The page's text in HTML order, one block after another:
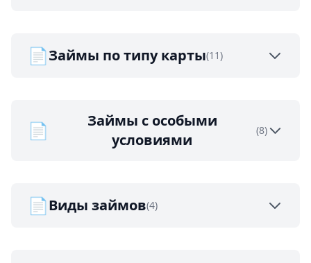
📄Займы по типу карты(11)
📄
Займы с особыми
условиями
(8)
📄Виды займов(4)